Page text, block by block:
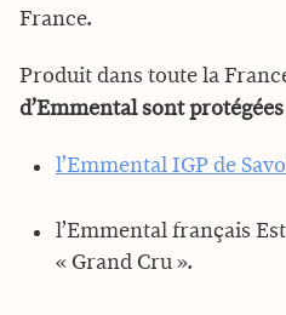
France.
Produit dans toute la
d’Emmental sont protégées
l’Emmental IGP de
l’Emmental français
« Grand Cru ».